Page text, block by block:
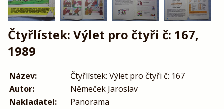
Čtyřlístek: Výlet pro čtyři č: 167,
1989
Název:
Čtyřlístek: Výlet pro čtyři č: 167
Autor:
Němeček Jaroslav
Nakladatel:
Panorama